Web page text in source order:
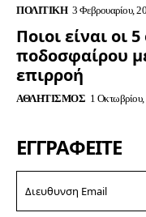
ΠΟΛΙΤΙΚΉ 3 Φεβρουαρίου,
Ποιοι είναι οι
ποδοσφαίρου
επιρροή
ΑΘΛΗΤΙΣΜΌΣ 1
ΕΓΓΡΑΦΕΊΤΕ